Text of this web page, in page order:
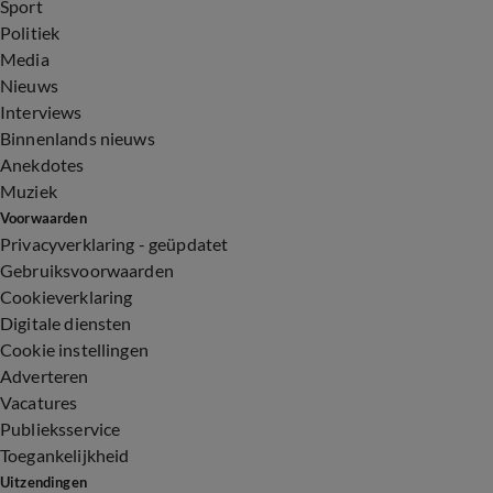
Sport
Politiek
Media
Nieuws
Interviews
Binnenlands nieuws
Anekdotes
Muziek
Voorwaarden
Privacyverklaring - geüpdatet
Gebruiksvoorwaarden
Cookieverklaring
Digitale diensten
Cookie instellingen
Adverteren
Vacatures
Publieksservice
Toegankelijkheid
Uitzendingen